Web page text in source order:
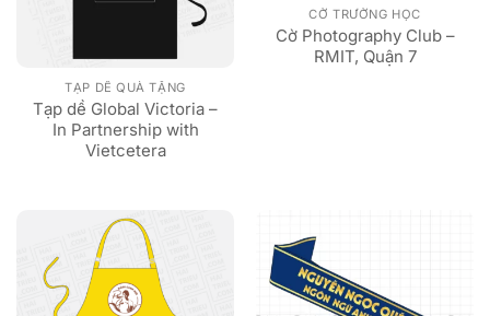
TẠP DỀ QUÀ TẶNG
Tạp dề Global Victoria –
In Partnership with
Vietcetera
CỜ TRƯỜNG HỌC
Cờ Photography Club –
RMIT, Quận 7